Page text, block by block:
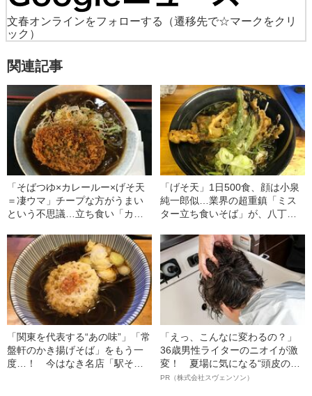
文春オンラインをフォローする
（遷移先で☆マークをクリ
ック）
関連記事
「そばつゆ×カレールー×げそ天
＝凄ウマ」チープな方がうまい
という不思議…立ち食い「カレ
「げそ天」1日500食、顔は小泉
純一郎似…業界の超重鎮「ミス
ター立ち食いそば」が、八丁堀
「関東を代表する“あの味”」「常
盤軒のかき揚げそば」をもう一
度…！ 今はなき名店「駅そ
「えっ、こんなに変わるの？」
36歳男性ライターのニオイが激
変！ 夏場に気になる“頭皮のニ
オイ”や“ベタつき”を解消す
PR（株式会社スヴェンソン）